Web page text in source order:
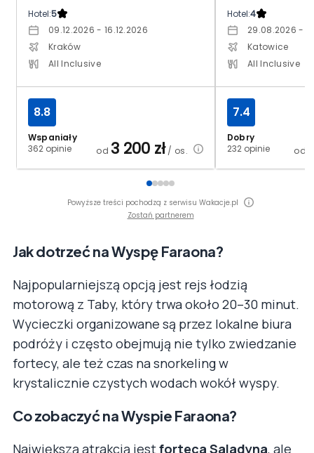
Hotel:5
09.12.2026 - 16.12.2026
Kraków
All Inclusive
Wspaniały
362 opinie
8.8
od 3 200 zł/ os.
Hotel:4
29.08.2026 -
Katowice
All Inclusive
Dobry
232 opinie
7.4
od
Powyższe treści pochodzą z serwisu Wakacje.pl
Zostań partnerem
Jak dotrzeć na Wyspę Faraona?
Najpopularniejszą opcją jest rejs łodzią
motorową z Taby, który trwa około 20–30 minut.
Wycieczki organizowane są przez lokalne biura
podróży i często obejmują nie tylko zwiedzanie
fortecy, ale też czas na snorkeling w
krystalicznie czystych wodach wokół wyspy.
Co zobaczyć na Wyspie Faraona?
Największą atrakcją jestforteca Saladyna, ale